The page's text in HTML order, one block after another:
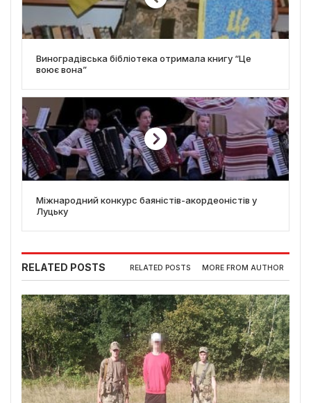
Виноградівська бібліотека отримала книгу “Це
воює вона”
Міжнародний конкурс баяністів-акордеоністів у
Луцьку
RELATED POSTS RELATED POSTS MORE FROM AUTHOR